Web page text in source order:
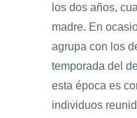
los dos años,
madre. En
agrupa con los
temporada del
esta época es
individuos